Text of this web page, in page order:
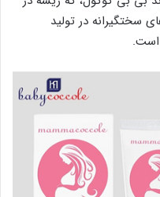
سختگیرانه در تولید
است.